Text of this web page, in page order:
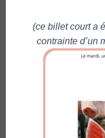
(ce billet court a
contrainte d’un